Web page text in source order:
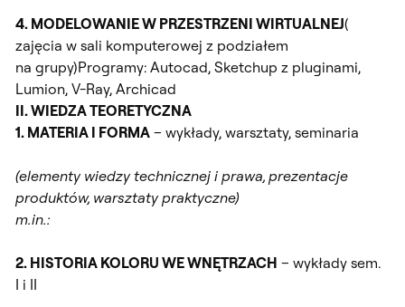
4. MODELOWANIE W PRZESTRZENI WIRTUALNEJ(
zajęcia w sali komputerowej z podziałem
na grupy)Programy: Autocad, Sketchup z pluginami,
Lumion, V-Ray, Archicad
II. WIEDZA TEORETYCZNA
1. MATERIA I FORMA – wykłady, warsztaty, seminaria
(elementy wiedzy technicznej i prawa, prezentacje
produktów, warsztaty praktyczne)
m.in.:
2. HISTORIA KOLORU WE WNĘTRZACH – wykłady sem.
I i II